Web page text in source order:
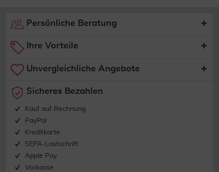
Persönliche Beratung
Ihre Vorteile
Unvergleichliche Angebote
Sicheres Bezahlen
Kauf auf Rechnung
PayPal
Kreditkarte
SEPA-Lastschrift
Apple Pay
Vorkasse